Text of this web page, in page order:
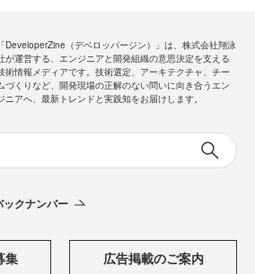
「DeveloperZine（デベロッパージン）」は、株式会社翔泳
が運営する、エンジニアと開発組織の意思決定を支える
術情報メディアです。技術選定、アーキテクチャ、チー
づくりなど、開発現場の正解のない問いに向き合うエン
ニアへ、最新トレンドと実践知をお届けします。
ックナンバー
集 広告掲載のご案内